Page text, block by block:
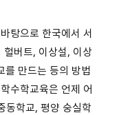
탕으로 한국에서 서
헐버트, 이상설, 이상
를 만드는 등의 방법
수학교육은 언제 어
동학교, 평양 숭실학